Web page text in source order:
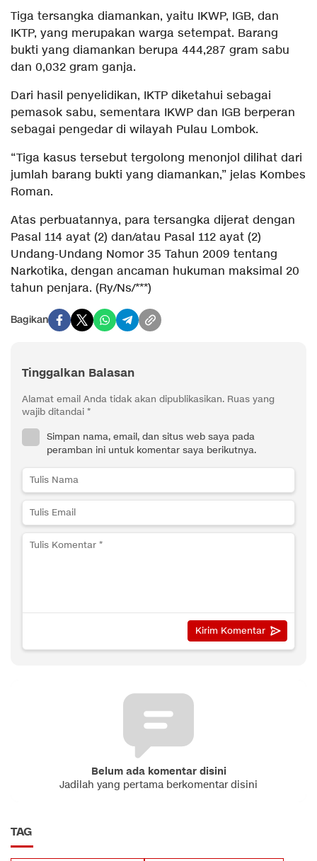
Tiga tersangka diamankan, yaitu IKWP, IGB, dan
IKTP, yang merupakan warga setempat. Barang
bukti yang diamankan berupa 444,287 gram sabu
dan 0,032 gram ganja.
Dari hasil penyelidikan, IKTP diketahui sebagai
pemasok sabu, sementara IKWP dan IGB berperan
sebagai pengedar di wilayah Pulau Lombok.
“Tiga kasus tersebut tergolong menonjol dilihat dari
jumlah barang bukti yang diamankan,” jelas Kombes
Roman.
Atas perbuatannya, para tersangka dijerat dengan
Pasal 114 ayat (2) dan/atau Pasal 112 ayat (2)
Undang-Undang Nomor 35 Tahun 2009 tentang
Narkotika, dengan ancaman hukuman maksimal 20
tahun penjara. (Ry/Ns/***)
Bagikan
Tinggalkan Balasan
Alamat email Anda tidak akan dipublikasikan. Ruas yang
wajib ditandai *
Simpan nama, email, dan situs web saya pada
peramban ini untuk komentar saya berikutnya.
Belum ada komentar disini
Jadilah yang pertama berkomentar disini
TAG